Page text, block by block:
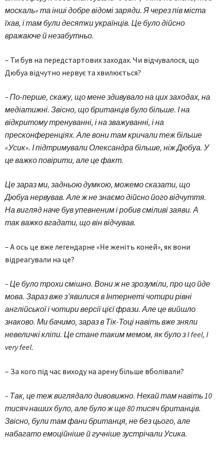
москаль» та інші добре відомі заряди. Я через пів міста
їхав, і там були десятки українців. Це було дійсно
вражаюче й незабутньо.
– Ти був на передстартових заходах. Чи відчувалося, що
Дюбуа відчутно нервує та хвилюється?
– По-перше, скажу, що мене здивувало на цих заходах, на
медіатижні. Звісно, що британців було більше. І на
відкритому тренуванні, і на зважуванні, і на
пресконференціях. Але вони там кричали теж більше
«Усик». І підтримували Олександра більше, ніж Дюбуа. У
це важко повірити, але це факт.
Це зараз ми, задньою думкою, можемо сказати, що
Дюбуа нервував. Але ж не знаємо дійсно його відчуття.
На вигляд наче був упевненим і робив сміливі заяви. А
так важко вгадати, що він відчував.
– А ось це вже легендарне «Не женіть коней», як вони
відреагували на це?
– Це було трохи смішно. Вони ж не зрозуміли, про що йде
мова. Зараз вже з’явилися в Інтернеті чотири рівні
англійської і чотири версії цієї фрази. Але це вийшло
знаково. Ми бачимо, зараз в Тік-Тоці навіть вже зняли
невеличкі кліпи. Це стане таким мемом, як було з I feel, I
very feel.
– За кого під час виходу на арену більше вболівали?
– Так, це теж виглядало дивовижно. Нехай там навіть 10
тисяч наших було, але було ж ще 80 тисяч британців.
Звісно, були там фани британця, не без цього, але
набагато емоційніше й гучніше зустрічали Усика.